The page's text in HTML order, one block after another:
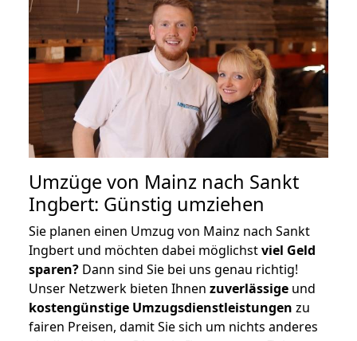
Umzüge von Mainz nach Sankt
Ingbert: Günstig umziehen
Sie planen einen Umzug von Mainz nach Sankt
Ingbert und möchten dabei möglichstviel Geld
sparen? Dann sind Sie bei uns genau richtig!
Unser Netzwerk bieten Ihnen zuverlässige und
kostengünstige Umzugsdienstleistungen zu
fairen Preisen, damit Sie sich um nichts anderes